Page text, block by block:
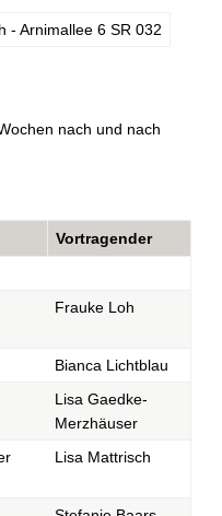
- Arnimallee 6 SR 032
nach und nach
Vortragender
Frauke Loh
Bianca Lichtblau
Lisa Gaedke-
Merzhäuser
Lisa Mattrisch